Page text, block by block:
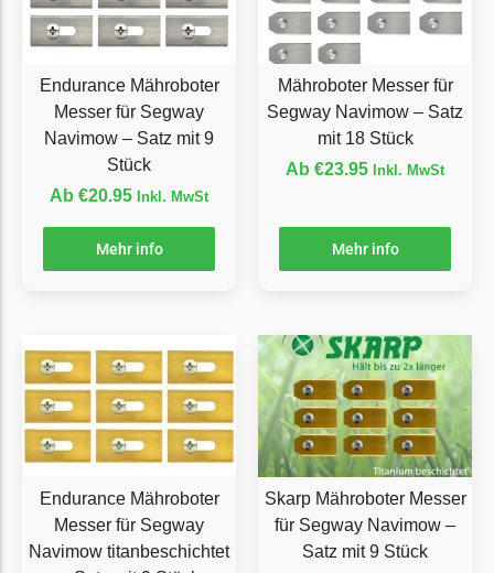
Eufy
Ferrex
Florabest
Florabest Messer
Flymo Messer
Begrenzungsdraht
Fuxtec
Begrenzungsdraht
Garden Feelings
Endurance Mähroboter
Messer für Segway
Navimow – Satz mit 9
Stück
Ab €20.95 Inkl. MwSt
Mehr info
Mähroboter Messer für
Segway Navimow – Satz
mit 18 Stück
Ab €23.95 Inkl. MwSt
Mehr info
Endurance Mähroboter
Messer für Segway
Navimow titanbeschichtet
Skarp Mähroboter Messer
für Segway Navimow –
Satz mit 9 Stück